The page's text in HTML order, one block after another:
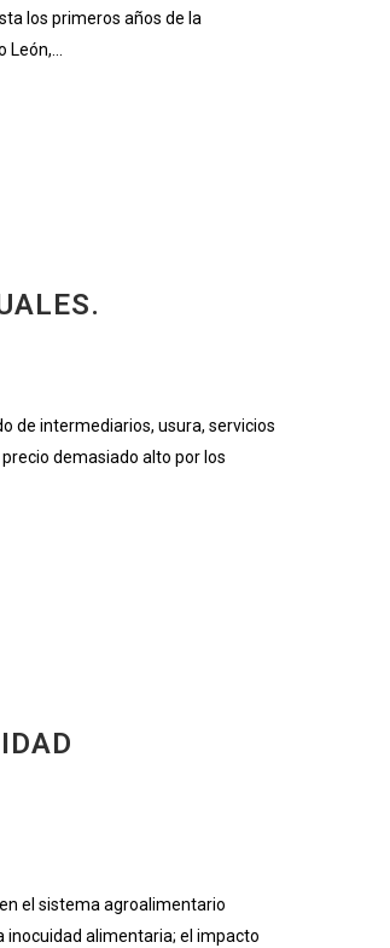
los primeros años de la
de intermediarios, usura, servicios
demasiado alto por los
el sistema agroalimentario
inocuidad alimentaria; el impacto